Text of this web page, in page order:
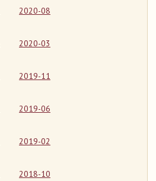
2020-08
2020-03
2019-11
2019-06
2019-02
2018-10